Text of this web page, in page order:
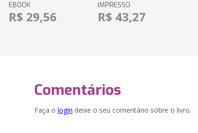
EBOOK
R$ 29,56
IMPRESSO
R$ 43,27
Comentários
Faça o login deixe o seu comentário sobre o livro.